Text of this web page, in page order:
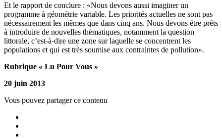
Et le rapport de conclure : «Nous devons aussi imaginer un
programme à géométrie variable. Les priorités actuelles ne sont pas
nécessairement les mêmes que dans cinq ans. Nous devons être prêts
à introduire de nouvelles thématiques, notamment la question
littorale, c’est-à-dire une zone sur laquelle se concentrent les
populations et qui est très soumise aux contraintes de pollution».
Rubrique « Lu Pour Vous »
20 juin 2013
Vous pouvez partager ce contenu